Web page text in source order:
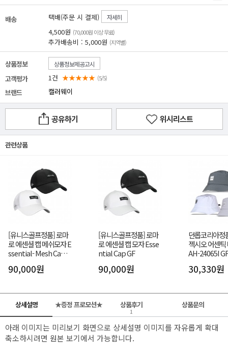
배송 택배(주문 시 결제) 자세히
4,500원 (70,000원 이상 무료)
추가배송비 : 5,000원 (지역별)
상품정보 상품정보제공고시
고객평가 1건 ★★★★★ (5/5)
브랜드 캘러웨이
공유하기 위시리스트
관련상품
[유니스골프정품] 로마
로 에센셜 캡 메쉬모자 E
ssential- Mesh Cap G
90,000원
[유니스골프정품] 로마
로 에센셜 캡 모자 Esse
ntial Cap GF
90,000원
던롭코리아정
젝시오 어센틱
AH-24065I GF
30,330원
상세설명 ★증정 프로모션★ 상품후기
1
상품문의
아래 이미지는 미리보기 화면으로 상세설명 이미지를 자유롭게 확대
축소하시려면 원본 보기에서 가능합니다.